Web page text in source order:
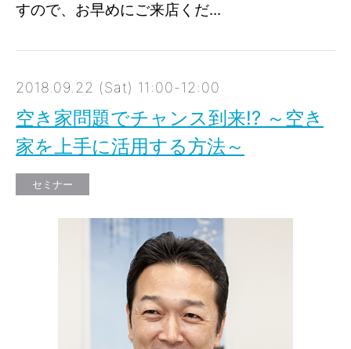
すので、お早めにご来店くだ...
2018.09.22 (Sat) 11:00-12:00
空き家問題でチャンス到来!? ～空き
家を上手に活用する方法～
セミナー